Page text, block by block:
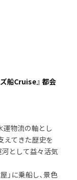
船Cruise』 都会
運物流の軸とし
えてきた歴史を
河として益々活気
」に乗船し、景色